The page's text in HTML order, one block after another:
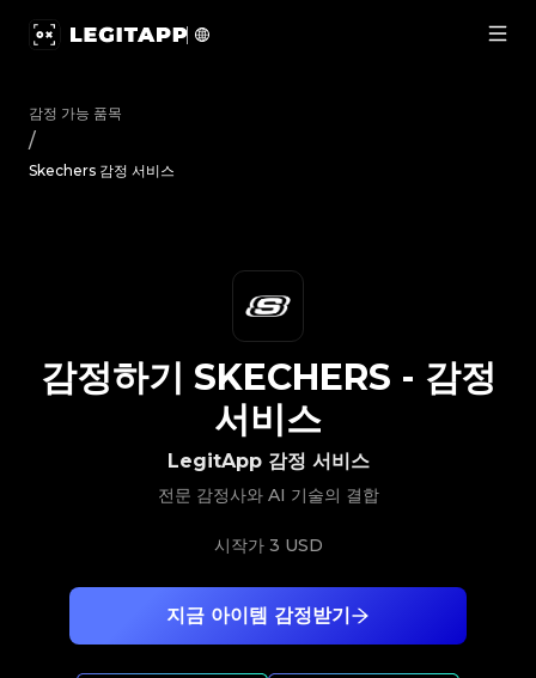
감정 가능 품목
/
Skechers 감정 서비스
지금 아이템 감정받기
LegitApp 감정 서비스
전문 감정사와 AI 기술의 결합
시작가 3 USD
감정하기 SKECHERS - 감정
서비스